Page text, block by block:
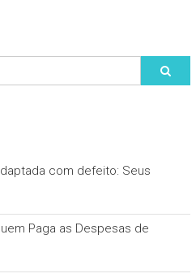
com defeito: Seus
Paga as Despesas de